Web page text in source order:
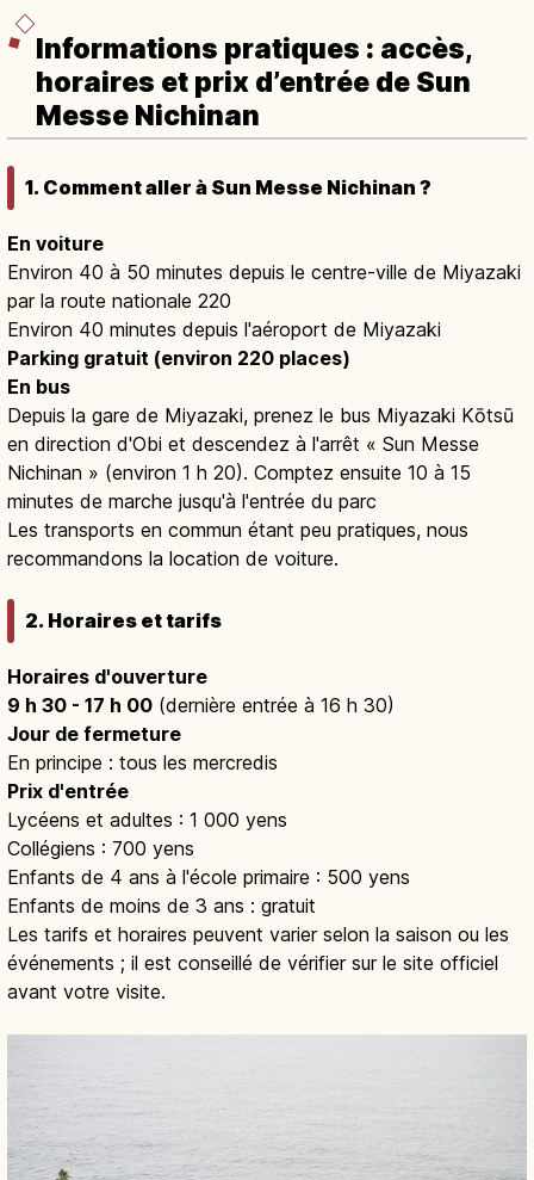
Informations pratiques : accès,
horaires et prix d’entrée de Sun
Messe Nichinan
1. Comment aller à Sun Messe Nichinan ?
En voiture
Environ 40 à 50 minutes depuis le centre-ville de Miyazaki
par la route nationale 220
Environ 40 minutes depuis l'aéroport de Miyazaki
Parking gratuit (environ 220 places)
En bus
Depuis la gare de Miyazaki, prenez le bus Miyazaki Kōtsū
en direction d'Obi et descendez à l'arrêt « Sun Messe
Nichinan » (environ 1 h 20). Comptez ensuite 10 à 15
minutes de marche jusqu'à l'entrée du parc
Les transports en commun étant peu pratiques, nous
recommandons la location de voiture.
2. Horaires et tarifs
Horaires d'ouverture
9 h 30 - 17 h 00 (dernière entrée à 16 h 30)
Jour de fermeture
En principe : tous les mercredis
Prix d'entrée
Lycéens et adultes : 1 000 yens
Collégiens : 700 yens
Enfants de 4 ans à l'école primaire : 500 yens
Enfants de moins de 3 ans : gratuit
Les tarifs et horaires peuvent varier selon la saison ou les
événements ; il est conseillé de vérifier sur le site officiel
avant votre visite.